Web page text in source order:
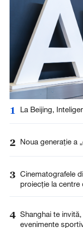
1 La Beijing,
2 Noua generație a
3 Cinematografele
proiecție la
4 Shanghai te
evenimente